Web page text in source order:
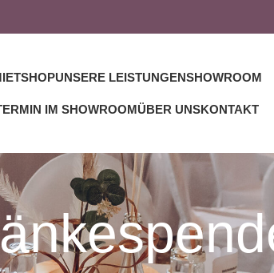
UNSERE LEISTUNGENSHOWROOM
IM SHOWROOMÜBER UNSKONTAKT